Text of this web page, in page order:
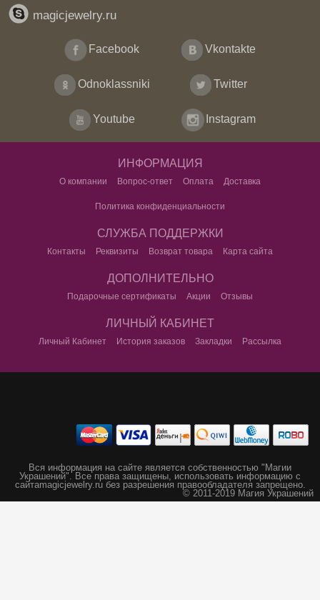
magicjewelry.ru
Facebook Vkontakte
Odnoklassniki Twitter
Youtube Instagram
ИНФОРМАЦИЯ
О компании Вопрос-ответ Оплата Доставка
Политика конфиденциальности
СЛУЖБА ПОДДЕРЖКИ
Контакты Реквизиты Возврат товара Карта сайта
ДОПОЛНИТЕЛЬНО
Подарочные сертификаты Акции Отзывы
ЛИЧНЫЙ КАБИНЕТ
Личный Кабинет История заказов Закладки Рассылка
Вся информация на сайте является собственностью "Магии
Украшений". Все права защищены, использовать информацию с
сайтаmagicjewelry.ru без разрешения правообладателя запрещено.
© 2011-2019 Магия Украшений